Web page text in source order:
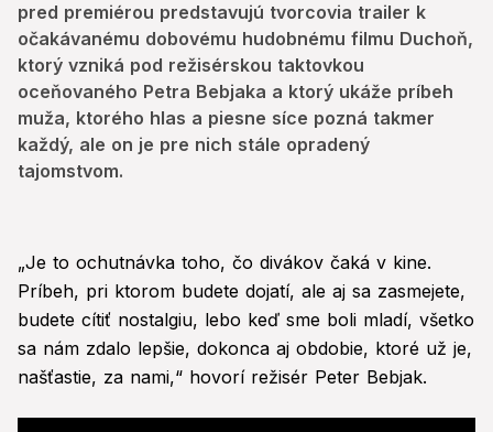
pred premiérou predstavujú tvorcovia trailer k
očakávanému dobovému hudobnému filmu Duchoň,
ktorý vzniká pod režisérskou taktovkou
oceňovaného Petra Bebjaka a ktorý ukáže príbeh
muža, ktorého hlas a piesne síce pozná takmer
každý, ale on je pre nich stále opradený
tajomstvom.
„Je to ochutnávka toho, čo divákov čaká v kine.
Príbeh, pri ktorom budete dojatí, ale aj sa zasmejete,
budete cítiť nostalgiu, lebo keď sme boli mladí, všetko
sa nám zdalo lepšie, dokonca aj obdobie, ktoré už je,
našťastie, za nami,“ hovorí režisér Peter Bebjak.